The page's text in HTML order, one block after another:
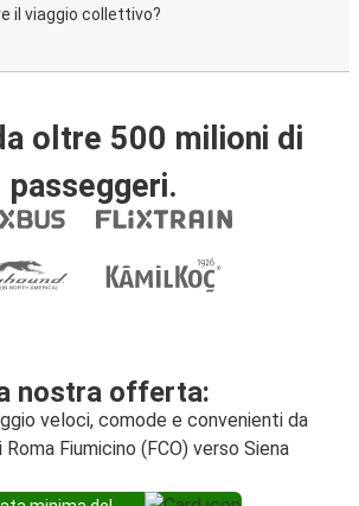
il viaggio collettivo?
oltre 500 milioni di
passeggeri.
nostra offerta:
veloci, comode e convenienti da
Fiumicino (FCO) verso Siena